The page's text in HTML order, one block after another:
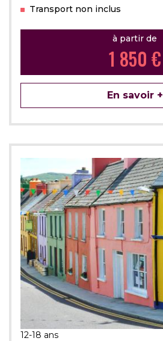
Transport non inclus
à partir de
1 850 €
En savoir +
12-18 ans